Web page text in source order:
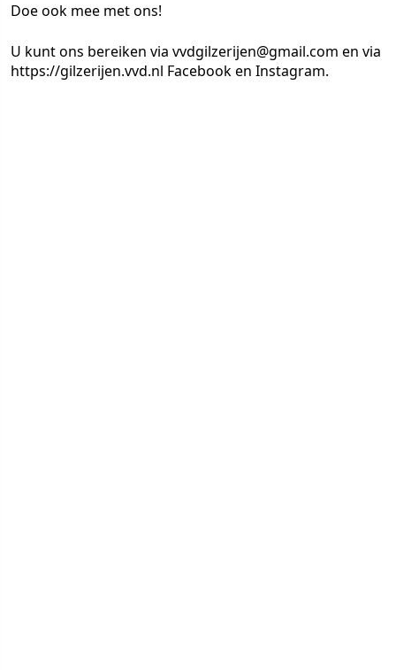
Doe ook mee met ons!
U kunt ons bereiken via vvdgilzerijen@gmail.com en via
https://gilzerijen.vvd.nl Facebook en Instagram.